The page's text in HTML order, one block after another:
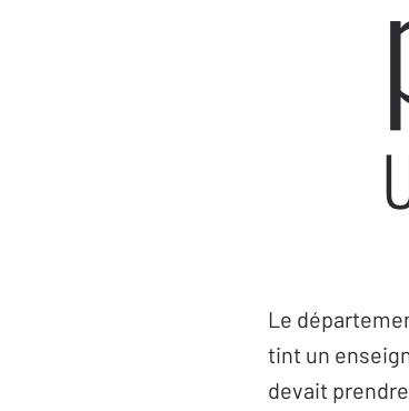
Le
tint un
devait